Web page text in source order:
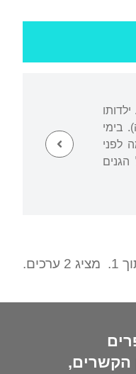
בימי
עברי בקישינב. ב-1925 הגיע (זמן-מה לפני
1. מציג 2 ערכים.
הקשרים,